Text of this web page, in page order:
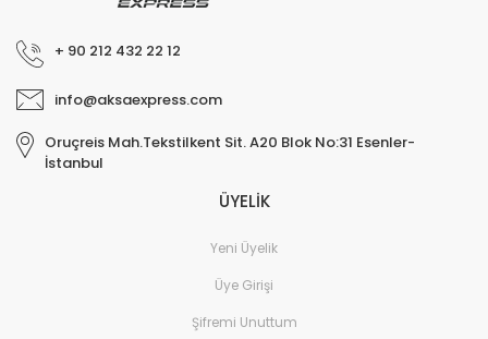
+ 90 212 432 22 12
info@aksaexpress.com
Oruçreis Mah.Tekstilkent Sit. A20 Blok No:31 Esenler-
İstanbul
ÜYELİK
Yeni Üyelik
Üye Girişi
Şifremi Unuttum